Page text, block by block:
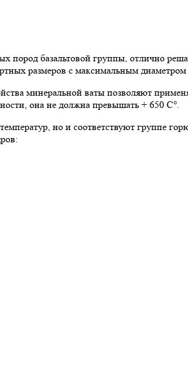
базальтовой группы, отлично
размеров с максимальным
минеральной ваты позволяют
она не должна превышать + 650 C°.
но и соответствуют группе